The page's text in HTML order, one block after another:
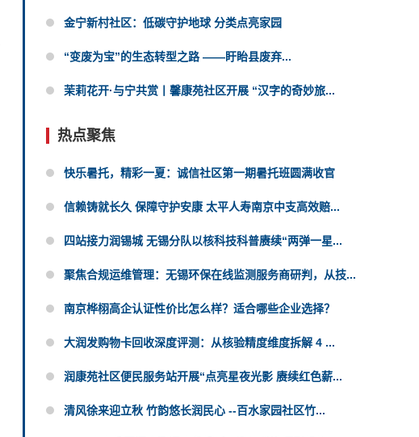
金宁新村社区：低碳守护地球 分类点亮家园
“变废为宝”的生态转型之路 ——盱眙县废弃...
茉莉花开·与宁共赏丨馨康苑社区开展 “汉字的奇妙旅...
热点聚焦
快乐暑托，精彩一夏：诚信社区第一期暑托班圆满收官
信赖铸就长久 保障守护安康 太平人寿南京中支高效赔...
四站接力润锡城 无锡分队以核科技科普赓续“两弹一星...
聚焦合规运维管理：无锡环保在线监测服务商研判，从技...
南京桦栩高企认证性价比怎么样？适合哪些企业选择？
大润发购物卡回收深度评测：从核验精度维度拆解 4 ...
润康苑社区便民服务站开展“点亮星夜光影 赓续红色薪...
清风徐来迎立秋 竹韵悠长润民心 --百水家园社区竹...